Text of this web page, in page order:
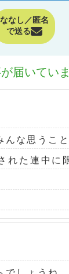
ななし／匿名
で送る
届いてい
んな思うこ
れた連中に